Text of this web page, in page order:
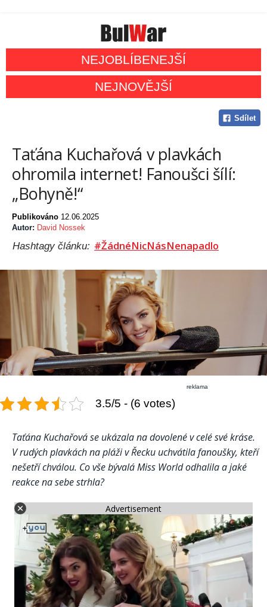
NEJOBLÍBENEJŠÍ
NEJNOVĚJŠÍ
Sdílet
Taťána Kuchařová v plavkách
ohromila internet! Fanoušci šílí:
„Bohyně!“
Publikováno 12.06.2025
Autor: David Nossek
Hashtagy článku: #ŽádnéNicNásNenapadlo
reklama
3.5/5 - (6 votes)
Taťána Kuchařová se ukázala na dovolené v celé své kráse.
V rudých plavkách na pláži v Řecku uchvátila fanoušky, kteří
nešetří chválou. Co vše bývalá Miss World odhalila a jaké
reakce na sebe strhla?
Advertisement